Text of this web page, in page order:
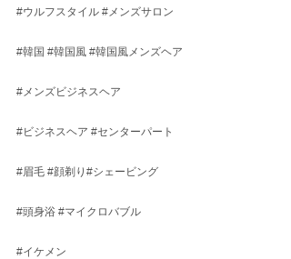
#ウルフスタイル #メンズサロン
#韓国 #韓国風 #韓国風メンズヘア
#メンズビジネスヘア
#ビジネスヘア #センターパート
#眉毛 #顔剃り #シェービング
#頭身浴 #マイクロバブル
#イケメン